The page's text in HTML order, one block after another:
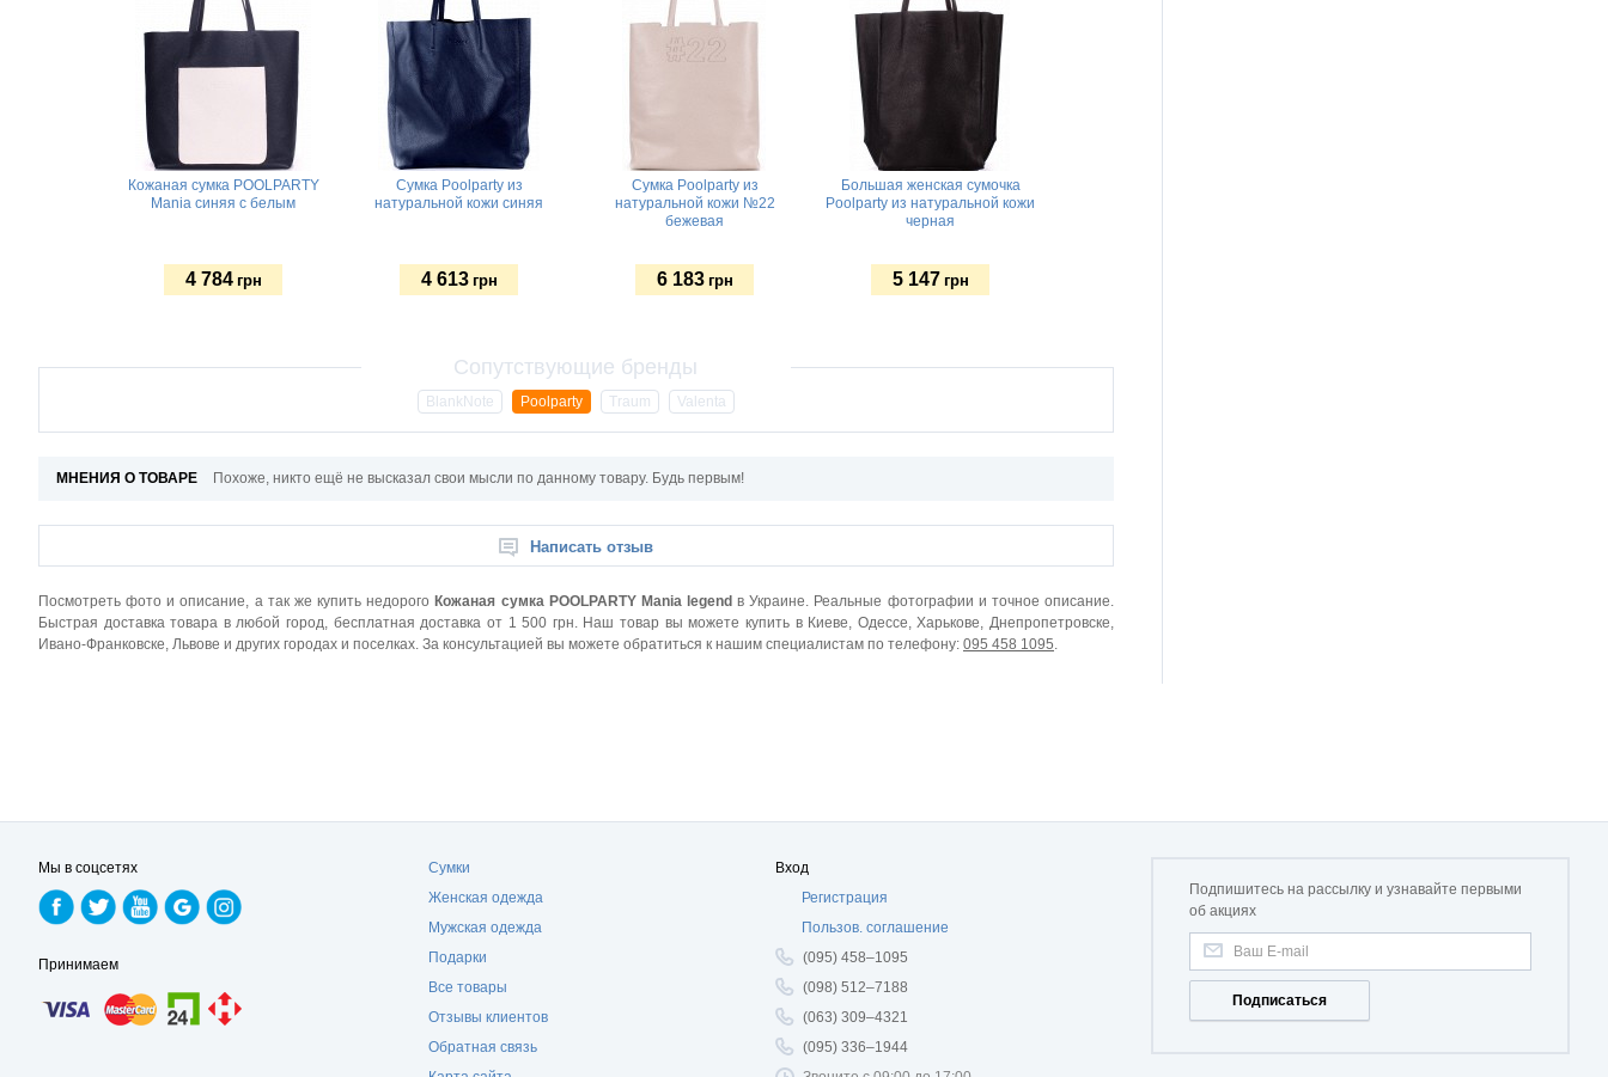
Кожаная сумка POOLPARTY
Mania синяя с белым
4 784 грн
Сумка Poolparty из
натуральной кожи синяя
4 613 грн
Сумка Poolparty из
натуральной кожи №22
бежевая
6 183 грн
Большая женская сумочка
Poolparty из натуральной кожи
черная
5 147 грн
BlankNote Poolparty Traum Valenta
МНЕНИЯ О ТОВАРЕ Похоже, никто ещё не высказал свои мысли по данному товару. Будь первым!
Написать отзыв
Посмотреть фото и описание, а так же купить недорого Кожаная сумка POOLPARTY Mania legend в Украине. Реальные фотографии и точное описание.
Быстрая доставка товара в любой город, бесплатная доставка от 1 500 грн. Наш товар вы можете купить в Киеве, Одессе, Харькове, Днепропетровске,
Ивано-Франковске, Львове и других городах и поселках. За консультацией вы можете обратиться к нашим специалистам по телефону: 095 458 1095.
Мы в соцсетях
Принимаем
Сумки
Женская одежда
Мужская одежда
Подарки
Все товары
Отзывы клиентов
Обратная связь
Вход
Регистрация
Пользов. соглашение
(095) 458–1095
(098) 512–7188
(063) 309–4321
(095) 336–1944
Подпишитесь на рассылку и узнавайте первыми
об акциях
Подписаться